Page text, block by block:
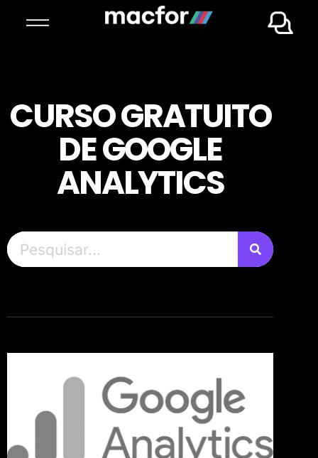
CURSO GRATUITO
DE GOOGLE
ANALYTICS